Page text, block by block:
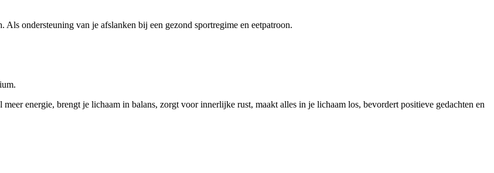
ondersteuning van je afslanken bij een gezond sportregime en eetpatroon.
energie, brengt je lichaam in balans, zorgt voor innerlijke rust, maakt alles in je lichaam los, bevordert positieve gedachten en